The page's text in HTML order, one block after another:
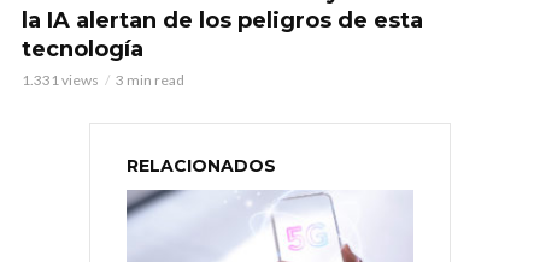
la IA alertan de los peligros de esta
tecnología
1.331 views 3 min read
RELACIONADOS